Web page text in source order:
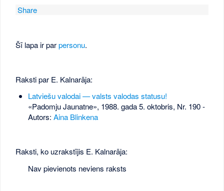
Share
Šī lapa ir parpersonu.
Raksti par E. Kalnarāja:
Latviešu valodai — valsts valodas statusu!
«Padomju Jaunatne», 1988. gada 5. oktobris, Nr. 190-
Autors: Aina Blinkena
Raksti, ko uzrakstījis E. Kalnarāja:
Nav pievienots neviens raksts